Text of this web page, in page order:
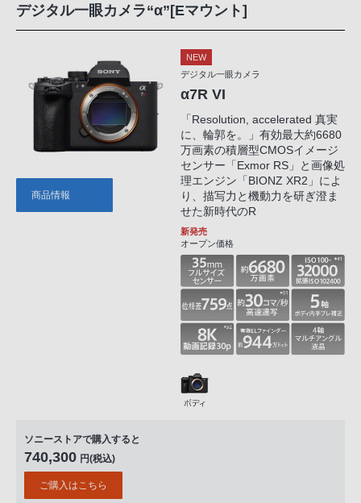
デジタル一眼カメラ“α”[Eマウント]
NEW
デジタル一眼カメラ
α7R VI
「Resolution, accelerated 真実
に、輪郭を。」有効最大約6680
万画素の積層型CMOSイメージ
センサー「Exmor RS」と画像処
理エンジン「BIONZ XR2」によ
り、描写力と機動力を研ぎ澄ま
せた新時代のR
新発売
オープン価格
商品情報
ソニーストアで購入すると
740,300 円(税込)
ご購入はこちら